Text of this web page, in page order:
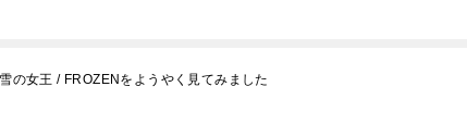
の女王 / FROZENをようやく見てみました